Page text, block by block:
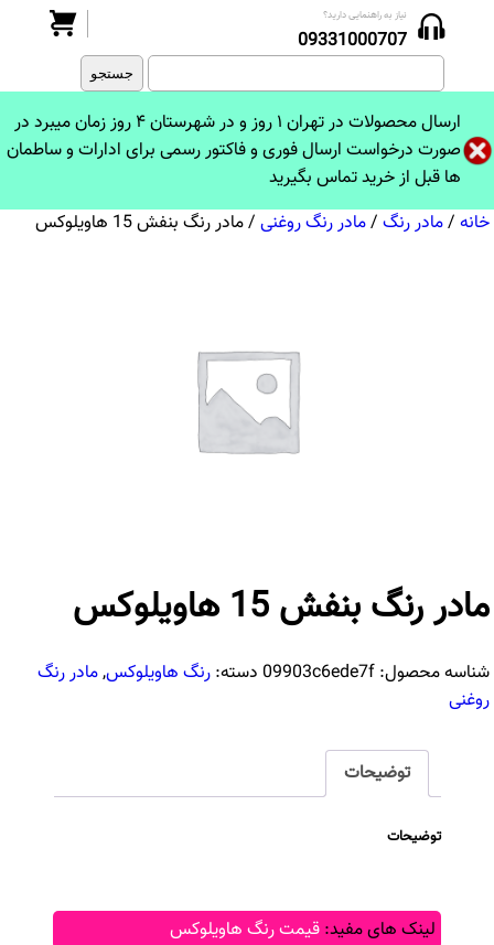
جستجو
برای:
نیاز به راهنمایی دارید؟
09331000707
ارسال محصولات در تهران ۱ روز و در شهرستان ۴ روز زمان میبرد در
صورت درخواست ارسال فوری و فاکتور رسمی برای ادارات و ساطمان
ها قبل از خرید تماس بگیرید
خانه /مادر رنگ /مادر رنگ روغنی / مادر رنگ بنفش 15 هاویلوکس
مادر رنگ بنفش 15 هاویلوکس
شناسه محصول:09903c6ede7f دسته:رنگ هاویلوکس,مادر رنگ
روغنی
توضیحات
توضیحات
لینک های مفید: قیمت رنگ هاویلوکس